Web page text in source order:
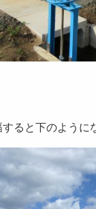
ると下のように